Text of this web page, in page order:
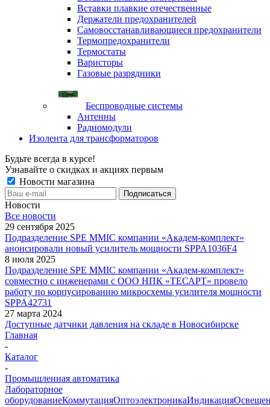
Вставки плавкие отечественные
Держатели предохранителей
Самовосстанавливающиеся предохранители
Термопредохранители
Термостаты
Варисторы
Газовые разрядники
Беспроводные системы
Антенны
Радиомодули
Изолента для трансформаторов
Будьте всегда в курсе!
Узнавайте о скидках и акциях первым
Новости магазина
Новости
Все новости
29 сентября 2025
Подразделение SPE MMIC компании «Академ-комплект»
анонсировали новый усилитель мощности SPPA1036F4
8 июля 2025
Подразделение SPE MMIC компании «Академ-комплект»
совместно с инженерами с ООО НПК «ТЕСАРТ» провело
работу по корпусированию микросхемы усилителя мощности
SPPA42731
27 марта 2024
Доступные датчики давления на складе в Новосибирске
Главная
-
Каталог
-
Промышленная автоматика
Лабораторное
оборудованиеКоммутацияОптоэлектроникаИндикация